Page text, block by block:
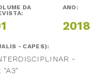
DA
ANO:
2018
- CAPES):
-
"A3"